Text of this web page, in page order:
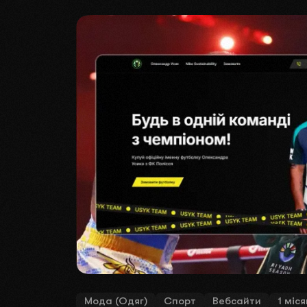
Мода (Одяг) Спорт Вебсайти 1
Проведемо
розберемо